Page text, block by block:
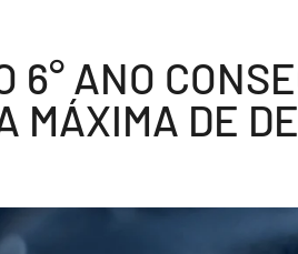
6° ANO
MÁXIMA DE